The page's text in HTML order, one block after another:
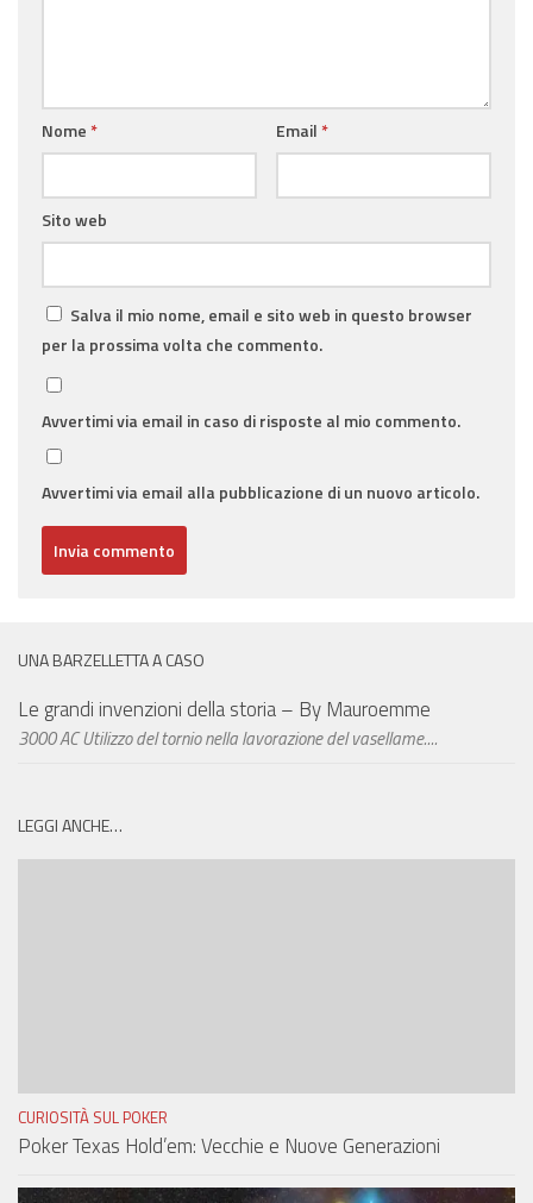
Nome * Email *
Sito web
Salva il mio nome, email e sito web in questo browser
per la prossima volta che commento.
Avvertimi via email in caso di risposte al mio commento.
Avvertimi via email alla pubblicazione di un nuovo articolo.
UNA BARZELLETTA A CASO
Le grandi invenzioni della storia – By Mauroemme
3000 AC Utilizzo del tornio nella lavorazione del vasellame....
LEGGI ANCHE…
CURIOSITÀ SUL POKER
Poker Texas Hold’em: Vecchie e Nuove Generazioni